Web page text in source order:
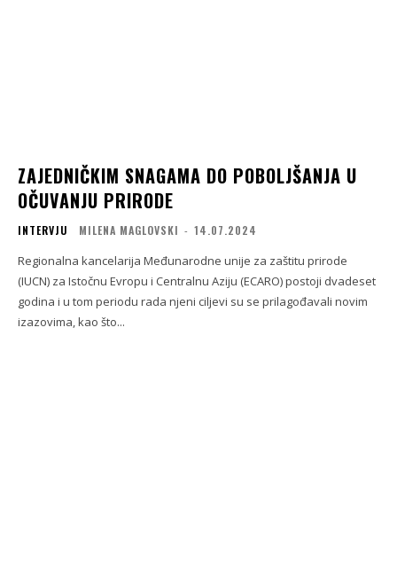
ZAJEDNIČKIM SNAGAMA DO POBOLJŠANJA U
OČUVANJU PRIRODE
INTERVJU MILENA MAGLOVSKI - 14.07.2024
Regionalna kancelarija Međunarodne unije za zaštitu prirode
(IUCN) za Istočnu Evropu i Centralnu Aziju (ECARO) postoji dvadeset
godina i u tom periodu rada njeni ciljevi su se prilagođavali novim
izazovima, kao što...